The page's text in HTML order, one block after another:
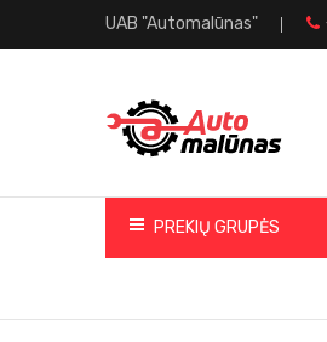
UAB "Automalūnas"
PREKIŲ GRUPĖS